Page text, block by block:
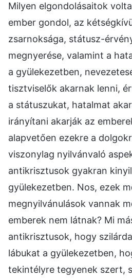
Milyen elgondolásaitok
ember gondol, az
zsarnoksága, státusz-
megnyerése, valamint a
a gyülekezetben,
tisztviselők akarnak lenni,
a státuszukat, hatalmat
irányítani akarják az
alapvetően ezekre a
viszonylag nyilvánvaló
antikrisztusok gyakran
gyülekezetben. Nos, ezek
megnyilvánulások vannak
emberek nem látnak? Mi
antikrisztusok, hogy
lábukat a gyülekezetben,
tekintélyre tegyenek szert,